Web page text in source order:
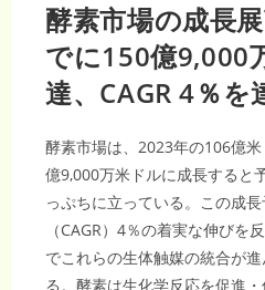
で
に
150
億
9000
万
米
に
達
す
る
と
予
測、
平
均
酵素市場の成長
でに150億9,000
達、CAGR 4％を
酵素市場は、2023年の106億
億9,000万米ドルに成長すると
っぷちに立っている。この成
（CAGR）4％の着実な伸びを
でこれらの生体触媒の統合が
る。酵素は生化学反応を促進